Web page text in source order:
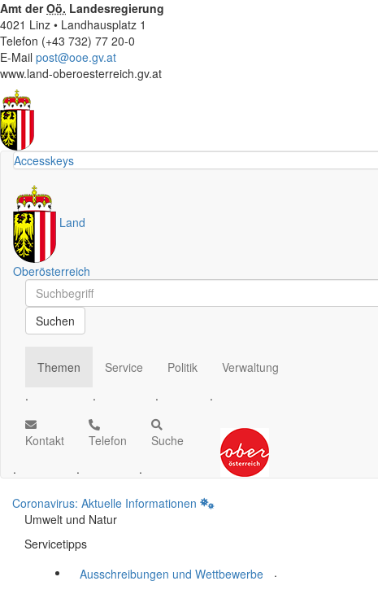
Amt derOö. Landesregierung
4021 Linz • Landhausplatz 1
Telefon (+43 732) 77 20-0
E-Mail post@ooe.gv.at
www.land-oberoesterreich.gv.at
Accesskeys
Land
Oberösterreich
Schnellsuche
Schnellsuche
Suchen
Themen
.
Service
.
Politik
.
Verwaltung
.
Kontakt
.
Telefon
.
Suche
.
Coronavirus: Aktuelle Informationen
Umwelt und Natur
Servicetipps
Ausschreibungen und Wettbewerbe
.